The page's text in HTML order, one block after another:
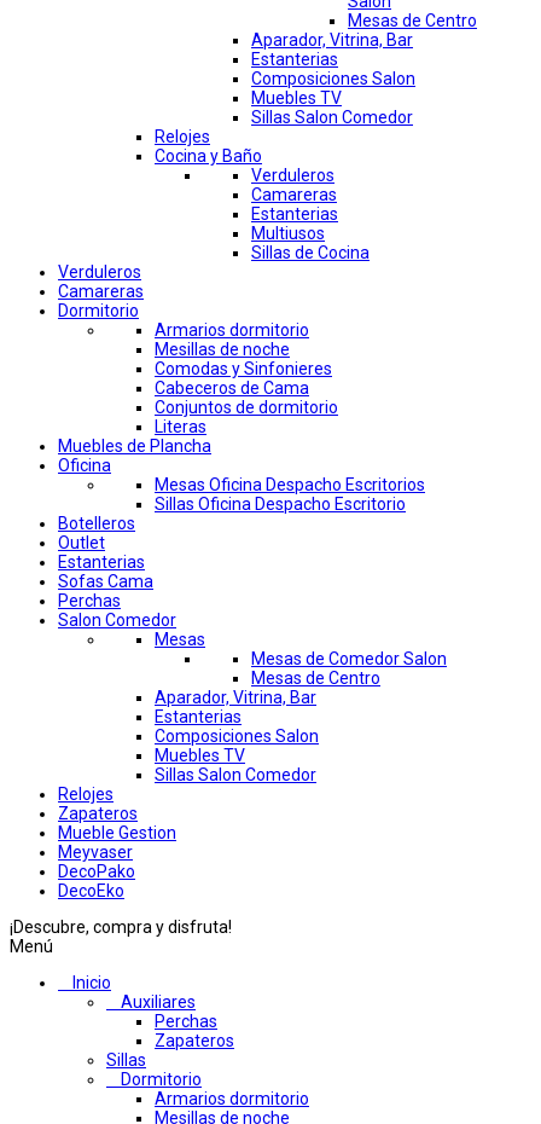
Mesas de Centro
Aparador, Vitrina, Bar
Estanterias
Composiciones Salon
Muebles TV
Sillas Salon Comedor
Relojes
Cocina y Baño
Verduleros
Camareras
Estanterias
Multiusos
Sillas de Cocina
Verduleros
Camareras
Dormitorio
Armarios dormitorio
Mesillas de noche
Comodas y Sinfonieres
Cabeceros de Cama
Conjuntos de dormitorio
Literas
Muebles de Plancha
Oficina
Mesas Oficina Despacho Escritorios
Sillas Oficina Despacho Escritorio
Botelleros
Outlet
Estanterias
Sofas Cama
Perchas
Salon Comedor
Mesas
Mesas de Comedor Salon
Mesas de Centro
Aparador, Vitrina, Bar
Estanterias
Composiciones Salon
Muebles TV
Sillas Salon Comedor
Relojes
Zapateros
Mueble Gestion
Meyvaser
DecoPako
DecoEko
¡Descubre, compra y disfruta!
Menú
Inicio
Auxiliares
Perchas
Zapateros
Sillas
Dormitorio
Armarios dormitorio
Mesillas de noche